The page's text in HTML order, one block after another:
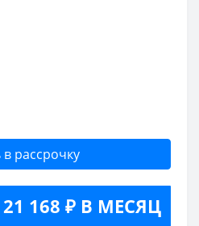
в рассрочку
168 ₽ В МЕСЯЦ